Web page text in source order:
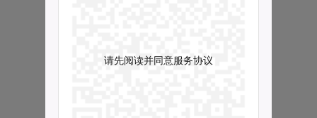
请先阅读并同意服务协议